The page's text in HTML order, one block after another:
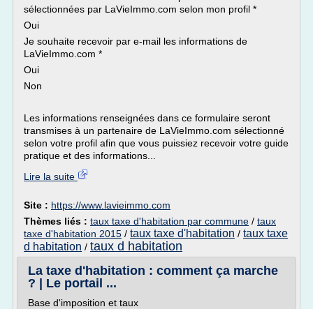
sélectionnées par LaVieImmo.com selon mon profil *
Oui
Je souhaite recevoir par e-mail les informations de
LaVieImmo.com *
Oui
Non
Les informations renseignées dans ce formulaire seront
transmises à un partenaire de LaVieImmo.com sélectionné
selon votre profil afin que vous puissiez recevoir votre guide
pratique et des informations...
Lire la suite
Site : https://www.lavieimmo.com
Thèmes liés : taux taxe d'habitation par commune / taux
taxe d'habitation 2015 / taux taxe d'habitation / taux taxe
d habitation / taux d habitation
La taxe d'habitation : comment ça marche
? | Le portail ...
Base d'imposition et taux